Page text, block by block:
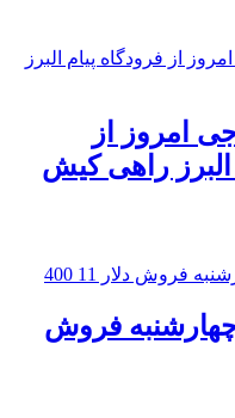
امروز از
البرز راهی کیش
فروش